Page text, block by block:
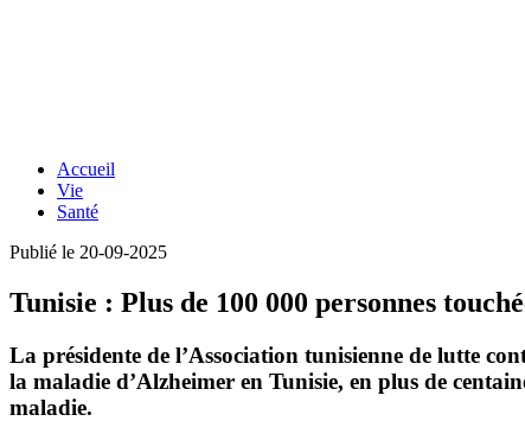
Accueil
Vie
Santé
Publié le 20-09-2025
Tunisie : Plus de 100 000 personnes
La présidente de l’Association tunisienne de lutte
la maladie d’Alzheimer en Tunisie, en plus de
maladie.